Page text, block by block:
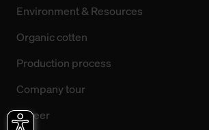
Environment & Resources
Organic cotten
Production process
Company tour
Career